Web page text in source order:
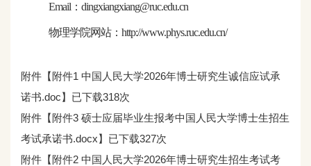
Email ： dingxiangxiang@ruc.edu.cn
物理学院网站： http://www.phys.ruc.edu.cn/
附件【附件1 中国人民大学2026年博士研究生诚信应试承
诺书.doc】已下载318次
附件【附件3 硕士应届毕业生报考中国人民大学博士生招生
考试承诺书.docx】已下载327次
附件【附件2 中国人民大学2026年博士研究生招生考试考